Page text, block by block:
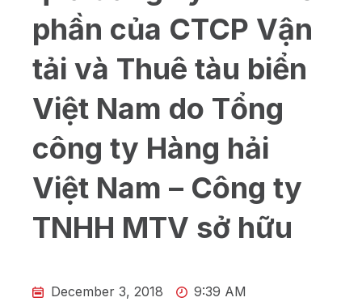
phần của CTCP Vận
tải và Thuê tàu biển
Việt Nam do Tổng
công ty Hàng hải
Việt Nam – Công ty
TNHH MTV sở hữu
December 3, 2018 9:39 AM